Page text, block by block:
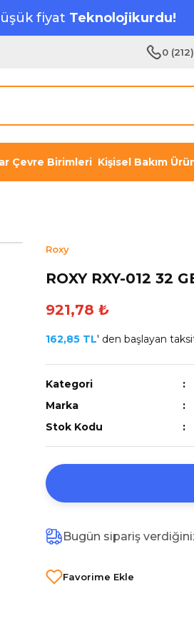
fiyat Teknolojikurdu!
0
Çevre Birimleri Kişisel Bakım
Roxy
ROXY RXY-012 32
921,78 ₺
162,85 TL' den başlayan
Kategori
Marka
Stok Kodu
Bugün sipariş